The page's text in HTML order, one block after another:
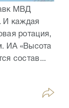
МВД
И каждая
ротация,
ИА «Высота
состав...